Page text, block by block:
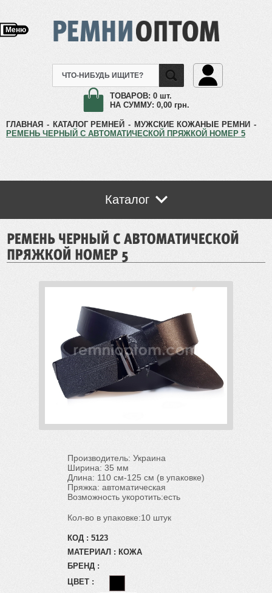
Меню
ТОВАРОВ: 0 шт.
НА СУММУ: 0,00 грн.
ГЛАВНАЯ - КАТАЛОГ РЕМНЕЙ - МУЖСКИЕ КОЖАНЫЕ РЕМНИ -
РЕМЕНЬ ЧЕРНЫЙ С АВТОМАТИЧЕСКОЙ ПРЯЖКОЙ НОМЕР 5
Каталог
Производитель: Украина
Ширина: 35 мм
Длина: 110 см-125 см (в упаковке)
Пряжка: автоматическая
Возможность укоротить:есть
Кол-во в упаковке:10 штук
КОД : 5123
МАТЕРИАЛ : КОЖА
БРЕНД :
ЦВЕТ :